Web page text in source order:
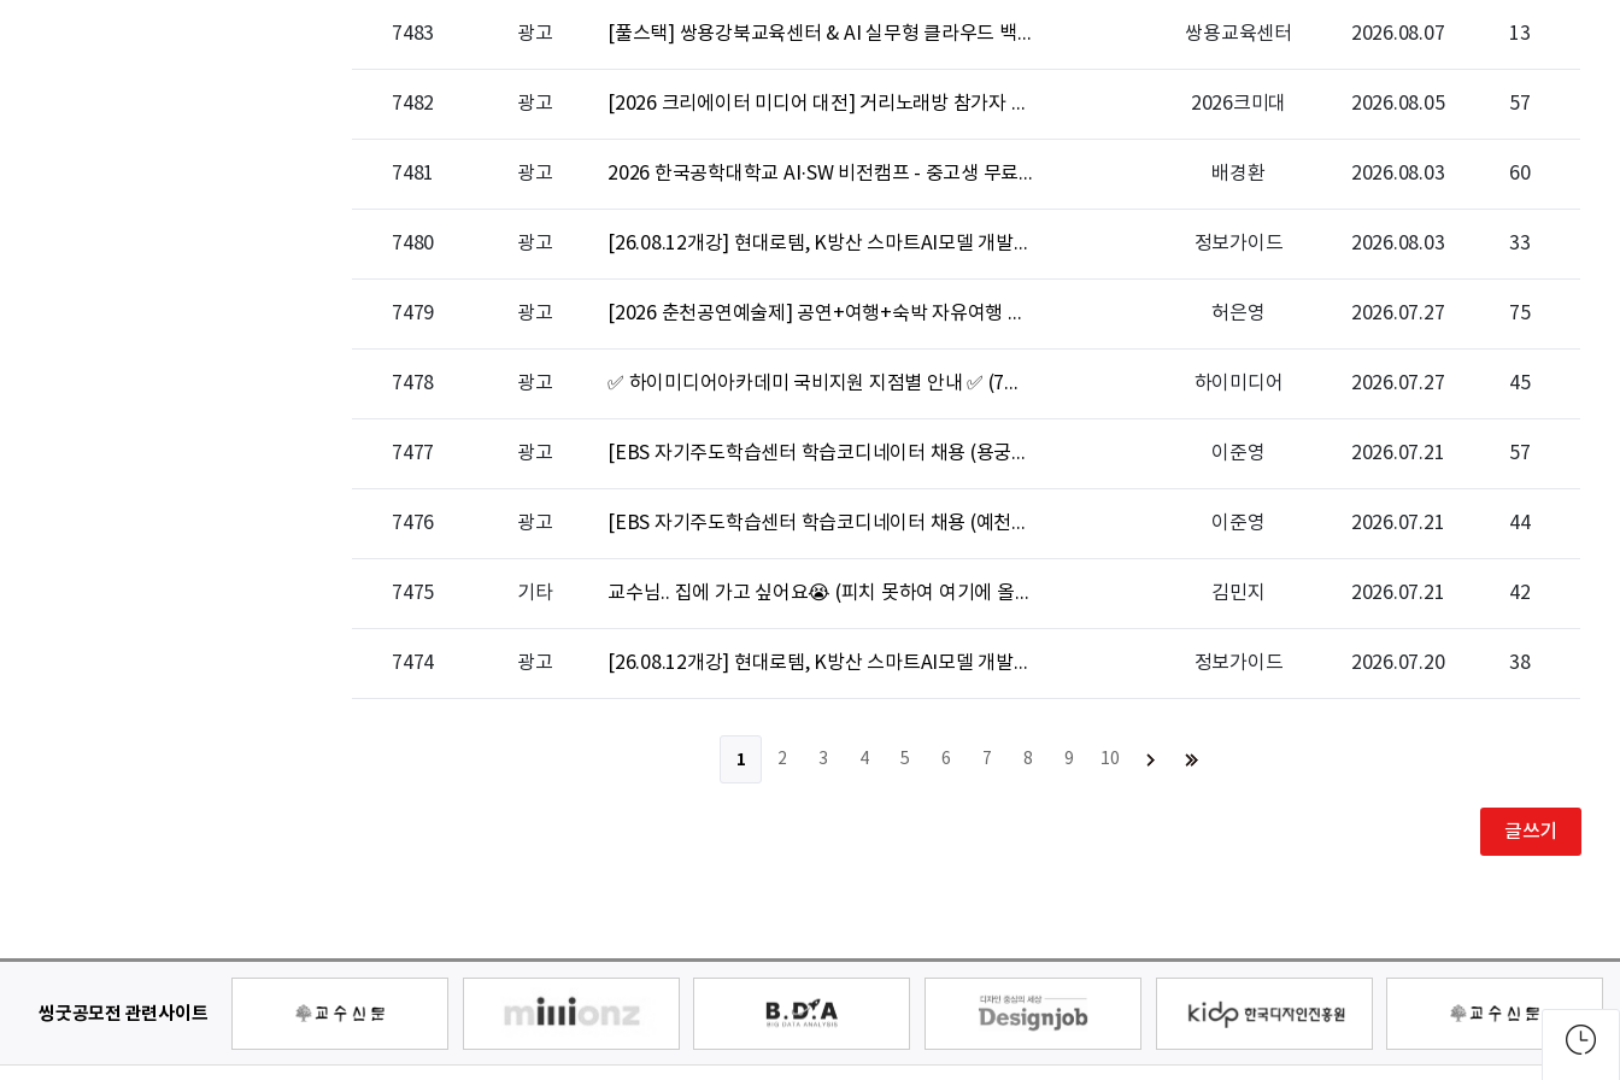
092 여러분들의 도전을 응원합니다
7483 광고 [풀스택] 쌍용강북교육센터 & AI 실무형 클라우드 백엔드 취업 부트캠프(~08.24/40만원/홍대입구역) 쌍용교육센터 2026.08.07 13
7482 광고 [2026 크리에이터 미디어 대전] 거리노래방 참가자 모집 2026크미대 2026.08.05 57
7481 광고 2026 한국공학대학교 AI·SW 비전캠프 - 중고생 무료 AI 코딩캠프 (선착순 60명) 배경환 2026.08.03 60
7480 광고 [26.08.12개강] 현대로템, K방산 스마트AI모델 개발과정 [8기] 정보가이드 2026.08.03 33
7479 광고 [2026 춘천공연예술제] 공연+여행+숙박 자유여행 아트버스 패키지 (8/14~15) 허은영 2026.07.27 75
7478 광고 ✅ 하이미디어아카데미 국비지원 지점별 안내 ✅ (7월 27일변경) 하이미디어 2026.07.27 45
7477 광고 [EBS 자기주도학습센터 학습코디네이터 채용 (용궁면)] 이준영 2026.07.21 57
7476 광고 [EBS 자기주도학습센터 학습코디네이터 채용 (예천읍)] 이준영 2026.07.21 44
7475 기타 교수님.. 집에 가고 싶어요😭 (피치 못하여 여기에 올립니다 ㅠㅠ) 김민지 2026.07.21 42
7474 광고 [26.08.12개강] 현대로템, K방산 스마트AI모델 개발과정 [8기] 정보가이드 2026.07.20 38
1 2 3 4 5 6 7 8 9 10
글쓰기
씽굿공모전 관련사이트